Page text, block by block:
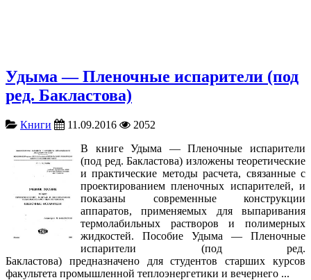
Удыма — Пленочные испарители (под
ред. Бакластова)
Книги 11.09.2016
2052
В книге Удыма — Пленочные испарители
(под ред. Бакластова) изложены теоретические
и практические методы расчета, связанные с
проектированием пленочных испарителей, и
показаны современные конструкции
аппаратов, применяемых для выпаривания
термолабильных растворов и полимерных
жидкостей. Пособие Удыма — Пленочные
испарители (под ред.
Бакластова) предназначено для студентов старших курсов
факультета промышленной теплоэнергетики и вечернего ...